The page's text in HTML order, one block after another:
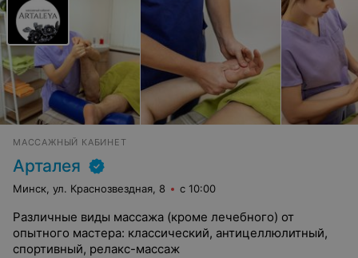
МАССАЖНЫЙ КАБИНЕТ
Арталея
Минск, ул. Краснозвездная, 8 с 10:00
Различные виды массажа (кроме лечебного) от
опытного мастера: классический, антицеллюлитный,
спортивный, релакс-массаж